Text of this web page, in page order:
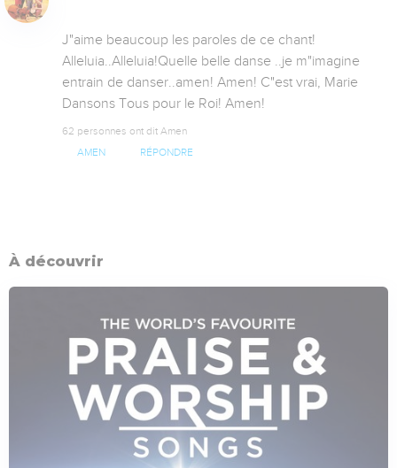
J"aime beaucoup les paroles de ce chant!
Alleluia..Alleluia!Quelle belle danse ..je m"imagine
entrain de danser..amen! Amen! C"est vrai, Marie
Dansons Tous pour le Roi! Amen!
62 personnes ont dit Amen
AMEN RÉPONDRE
À découvrir